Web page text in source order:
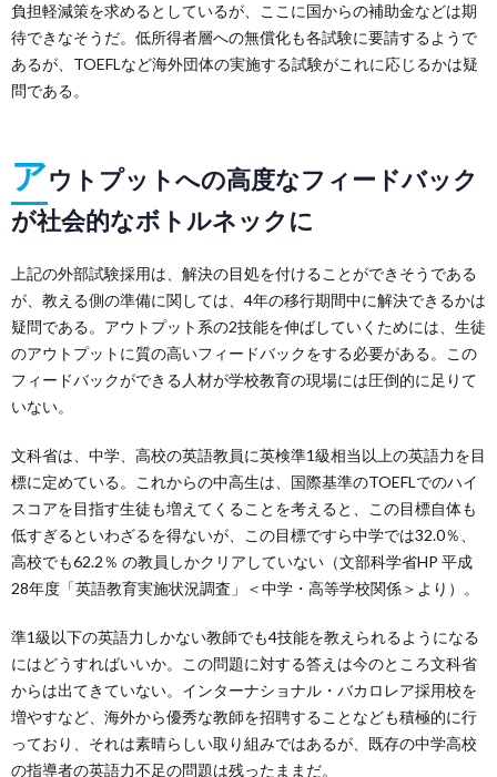
負担軽減策を求めるとしているが、ここに国からの補助金などは期
待できなそうだ。低所得者層への無償化も各試験に要請するようで
あるが、TOEFLなど海外団体の実施する試験がこれに応じるかは疑
問である。
アウトプットへの高度なフィードバック
が社会的なボトルネックに
上記の外部試験採用は、解決の目処を付けることができそうである
が、教える側の準備に関しては、4年の移行期間中に解決できるかは
疑問である。アウトプット系の2技能を伸ばしていくためには、生徒
のアウトプットに質の高いフィードバックをする必要がある。この
フィードバックができる人材が学校教育の現場には圧倒的に足りて
いない。
文科省は、中学、高校の英語教員に英検準1級相当以上の英語力を目
標に定めている。これからの中高生は、国際基準のTOEFLでのハイ
スコアを目指す生徒も増えてくることを考えると、この目標自体も
低すぎるといわざるを得ないが、この目標ですら中学では32.0％、
高校でも62.2％ の教員しかクリアしていない（文部科学省HP 平成
28年度「英語教育実施状況調査」＜中学・高等学校関係＞より）。
準1級以下の英語力しかない教師でも4技能を教えられるようになる
にはどうすればいいか。この問題に対する答えは今のところ文科省
からは出てきていない。インターナショナル・バカロレア採用校を
増やすなど、海外から優秀な教師を招聘することなども積極的に行
っており、それは素晴らしい取り組みではあるが、既存の中学高校
の指導者の英語力不足の問題は残ったままだ。